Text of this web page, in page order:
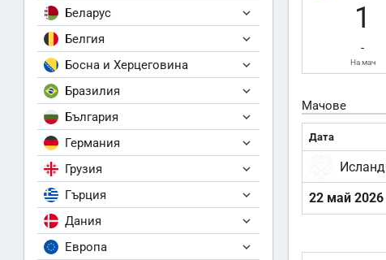
Беларус
Белгия
Босна и Херцеговина
Бразилия
България
Германия
Грузия
Гърция
Дания
Европа
1
-
На мач
Мачове
Дата
22 май 2026